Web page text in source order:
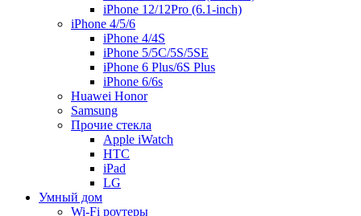
iPhone 12/12Pro (6.1-inch)
iPhone 4/5/6
iPhone 4/4S
iPhone 5/5C/5S/5SE
iPhone 6 Plus/6S Plus
iPhone 6/6s
Huawei Honor
Samsung
Прочие стекла
Apple iWatch
HTC
iPad
LG
Умный дом
Wi-Fi роутеры